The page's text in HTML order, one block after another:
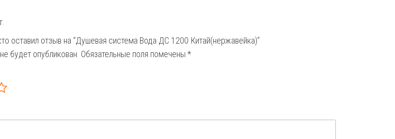
оставил отзыв на “Душевая система Вода ДС 1200 Китай(нержавейка)”
будет опубликован. Обязательные поля помечены *